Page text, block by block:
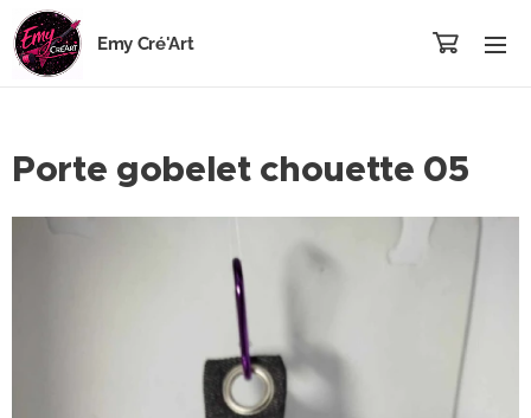
Emy Cré'Art
Porte gobelet chouette 05